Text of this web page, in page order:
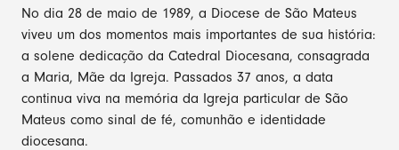
No dia 28 de maio de 1989, a Diocese de São Mateus
viveu um dos momentos mais importantes de sua história:
a solene dedicação da Catedral Diocesana, consagrada
a Maria, Mãe da Igreja. Passados 37 anos, a data
continua viva na memória da Igreja particular de São
Mateus como sinal de fé, comunhão e identidade
diocesana.